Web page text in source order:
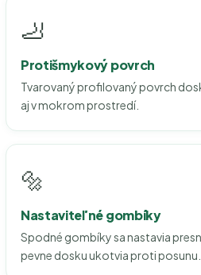
🦶
Protišmykový povrch
Tvarovaný profilovaný povrch
aj v mokrom prostredí.
🔩
Nastaviteľné gombíky
Spodné gombíky sa nastavia
pevne dosku ukotvia proti posunu.